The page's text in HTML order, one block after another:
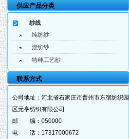
供应产品分类
纱线
纯纺纱
混纺纱
特种工艺纱
联系方式
公司地址： 河北省石家庄市晋州市东宿纺织园
区元亨纺织有限公司
邮 编： 050000
电 话： 17317000672